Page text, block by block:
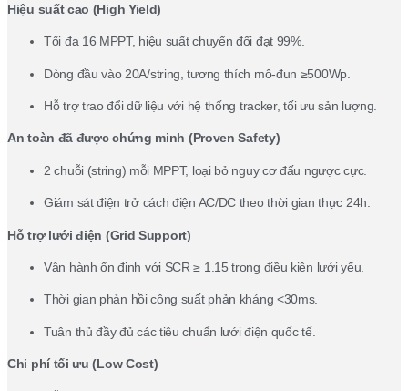
Hiệu suất cao (High Yield)
Tối đa 16 MPPT, hiệu suất chuyển đổi đạt 99%.
Dòng đầu vào 20A/string, tương thích mô-đun ≥500Wp.
Hỗ trợ trao đổi dữ liệu với hệ thống tracker, tối ưu sản lượng.
An toàn đã được chứng minh (Proven Safety)
2 chuỗi (string) mỗi MPPT, loại bỏ nguy cơ đấu ngược cực.
Giám sát điện trở cách điện AC/DC theo thời gian thực 24h.
Hỗ trợ lưới điện (Grid Support)
Vận hành ổn định với SCR ≥ 1.15 trong điều kiện lưới yếu.
Thời gian phản hồi công suất phản kháng <30ms.
Tuân thủ đầy đủ các tiêu chuẩn lưới điện quốc tế.
Chi phí tối ưu (Low Cost)